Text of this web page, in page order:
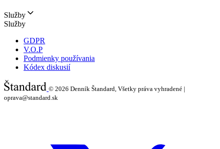
Služby
Služby
GDPR
V.O.P
Podmienky používania
Kódex diskusií
© 2026 Denník Štandard, Všetky práva vyhradené |
oprava@standard.sk